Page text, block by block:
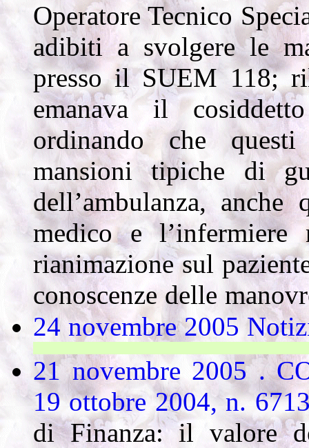
Operatore Tecnico
adibiti a svolgere le
presso il SUEM 118;
emanava il
ordinando che
mansioni tipiche di
dell’ambulanza,
medico e
rianimazione sul
conoscenze delle
24 novembre 2005
21 novembre 2005 .
19 ottobre 2004, n.
di Finanza: il valore